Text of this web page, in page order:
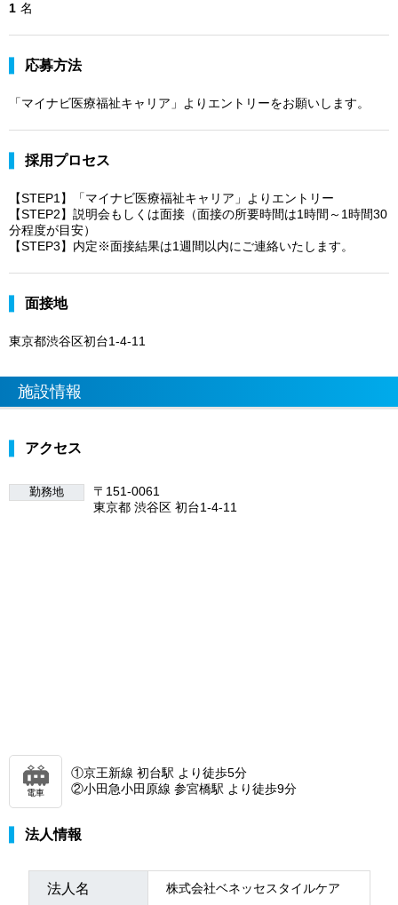
1 名
応募方法
「マイナビ医療福祉キャリア」よりエントリーをお願いします。
採用プロセス
【STEP1】「マイナビ医療福祉キャリア」よりエントリー
【STEP2】説明会もしくは面接（面接の所要時間は1時間～1時間30
分程度が目安）
【STEP3】内定※面接結果は1週間以内にご連絡いたします。
面接地
東京都渋谷区初台1-4-11
施設情報
アクセス
勤務地
〒151-0061
東京都 渋谷区 初台1-4-11
電車
①京王新線 初台駅 より徒歩5分
②小田急小田原線 参宮橋駅 より徒歩9分
法人情報
法人名 株式会社ベネッセスタイルケア